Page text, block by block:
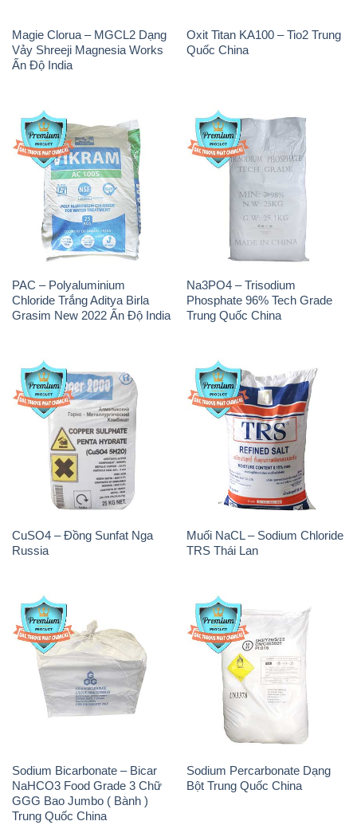
Magie Clorua – MGCL2 Dạng
Vảy Shreeji Magnesia Works
Ấn Độ India
Oxit Titan KA100 – Tio2 Trung
Quốc China
PAC – Polyaluminium
Chloride Trắng Aditya Birla
Grasim New 2022 Ấn Độ India
Na3PO4 – Trisodium
Phosphate 96% Tech Grade
Trung Quốc China
CuSO4 – Đồng Sunfat Nga
Russia
Muối NaCL – Sodium Chloride
TRS Thái Lan
Sodium Bicarbonate – Bicar
NaHCO3 Food Grade 3 Chữ
GGG Bao Jumbo ( Bành )
Trung Quốc China
Sodium Percarbonate Dạng
Bột Trung Quốc China